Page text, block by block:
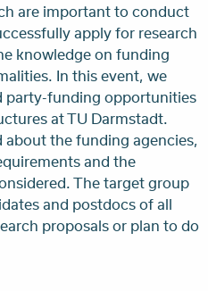
are important to conduct
apply for research
knowledge on funding
In this event, we
party-funding opportunities
at TU Darmstadt.
the funding agencies,
and the
The target group
and postdocs of all
proposals or plan to do